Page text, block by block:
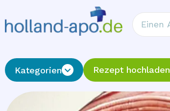
Kategorien Rezept hochladen